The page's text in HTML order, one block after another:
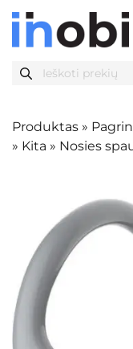
Produktas »
» Kita » Nosies